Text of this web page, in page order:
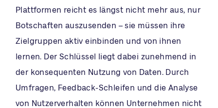
Plattformen reicht es längst nicht mehr aus, nur
Botschaften auszusenden – sie müssen ihre
Zielgruppen aktiv einbinden und von ihnen
lernen. Der Schlüssel liegt dabei zunehmend in
der konsequenten Nutzung von Daten. Durch
Umfragen, Feedback-Schleifen und die Analyse
von Nutzerverhalten können Unternehmen nicht